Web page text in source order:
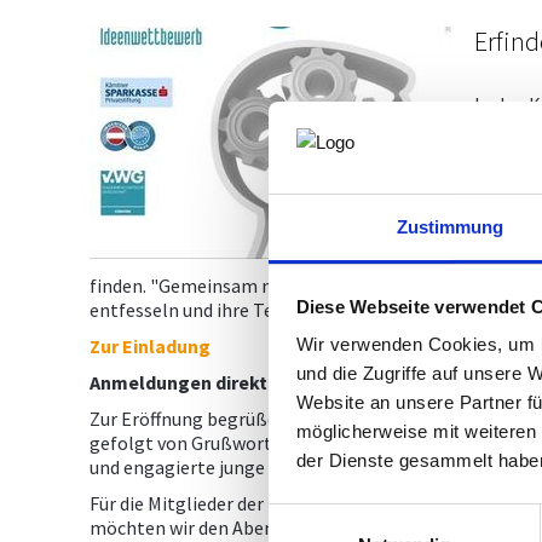
Zustimmung
Diese Webseite verwendet
Wir verwenden Cookies,
und die Zugriffe auf unsere
Website an unsere Partner
möglicherweise mit
der Dienste gesammelt
In den
unter
finden. "Gemeinsam mit der Kärntner Sparkasse
entfesseln und ihre Teamfähigkeit zu stärken",
Zur Einladung
Anmeldungen direkt an eva.schuppe@wkk.or.at
Zur Eröffnung begrüßen Sie Vertreter:innen der
gefolgt von Grußworten aus Politik, Wirtschaft und
und engagierte junge Talente.
Für die Mitglieder der Fachgruppe Ingenieurbüros
möchten wir den Abend in angenehmer Atmosphäre